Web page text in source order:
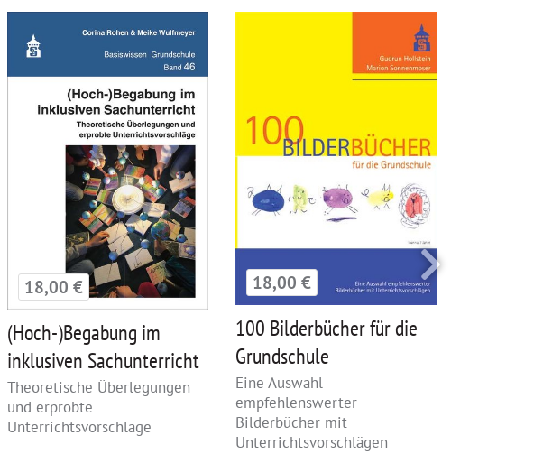
18,00 €
(Hoch-)Begabung im
inklusiven Sachunterricht
Theoretische Überlegungen
und erprobte
Unterrichtsvorschläge
18,00 €
100 Bilderbücher für die
Grundschule
Eine Auswahl
empfehlenswerter
Bilderbücher mit
Unterrichtsvorschlägen